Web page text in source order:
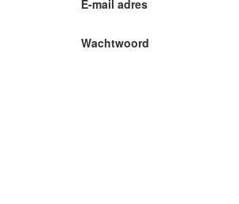
E-mail adres
Wachtwoord